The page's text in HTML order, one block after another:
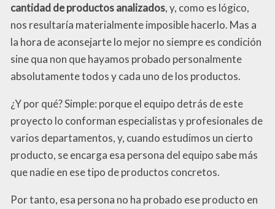
cantidad de productos analizados, y, como es lógico,
nos resultaría materialmente imposible hacerlo. Mas a
la hora de aconsejarte lo mejor no siempre es condición
sine qua non que hayamos probado personalmente
absolutamente todos y cada uno de los productos.
¿Y por qué? Simple: porque el equipo detrás de este
proyecto lo conforman especialistas y profesionales de
varios departamentos, y, cuando estudimos un cierto
producto, se encarga esa persona del equipo sabe más
que nadie en ese tipo de productos concretos.
Por tanto, esa persona no ha probado ese producto en